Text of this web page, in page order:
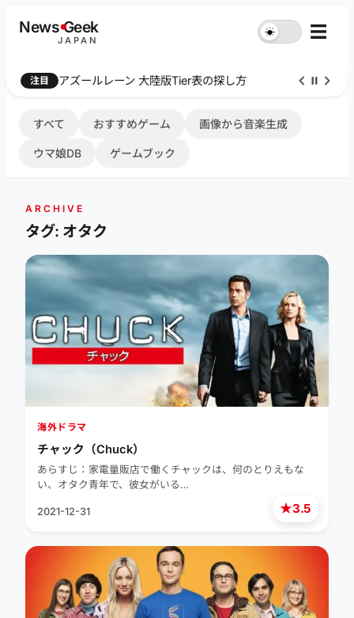
NewsGeek
JAPAN
☀︎ ☰
注目 アズールレーン 大陸版Tier表の探し方
すべて おすすめゲーム 画像から音楽生成
ウマ娘DB ゲームブック
ARCHIVE
タグ: オタク
★3.5
海外ドラマ
チャック（Chuck）
あらすじ：家電量販店で働くチャックは、何のとりえもな
い、オタク青年で、彼女がいる…
2021-12-31